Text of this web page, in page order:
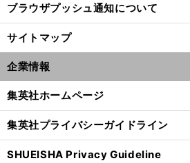
。
ブラウザプッシュ通知について
サイトマップ
企業情報
集英社ホームページ
集英社プライバシーガイドライン
SHUEISHA Privacy Guideline